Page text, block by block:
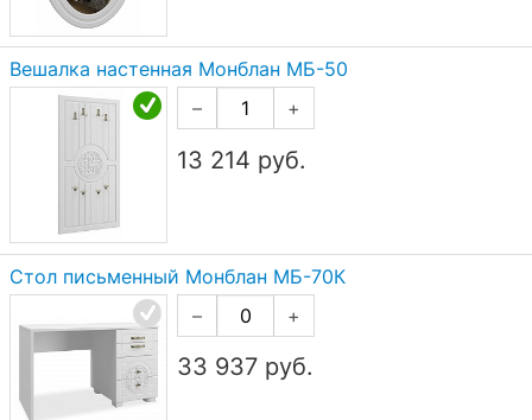
Вешалка настенная Монблан МБ-50
–
+
13 214 руб.
Стол письменный Монблан МБ-70К
–
+
33 937 руб.